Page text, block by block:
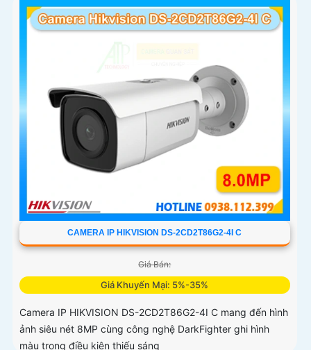
và chuẩn nén H
CAMERA IP HIKVISION DS-2CD2T86G2-4I C
Giá Bán:
Giá Khuyến Mại: 5%-35%
Camera IP HIKVISION DS-2CD2T86G2-4I C mang đến hình
ảnh siêu nét 8MP cùng công nghệ DarkFighter ghi hình
màu trong điều kiện thiếu sáng